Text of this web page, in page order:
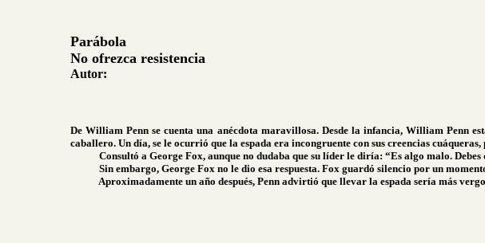
Parábola
No ofrezca resistencia
Autor:
De William Penn se cuenta una anécdota maravillosa. Desde la infancia, William Penn
caballero. Un día, se le ocurrió que la espada era incongruente con sus creencias
Consultó a George Fox, aunque no dudaba que su líder le diría: “Es algo malo. Debes
Sin embargo, George Fox no le dio esa respuesta. Fox guardó silencio por un
Aproximadamente un año después, Penn advirtió que llevar la espada sería más